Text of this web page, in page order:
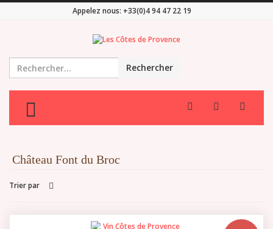
Appelez nous: +33(0)4 94 47 22 19
Rechercher
TOGGLE MENU
Château Font du Broc
Trier par